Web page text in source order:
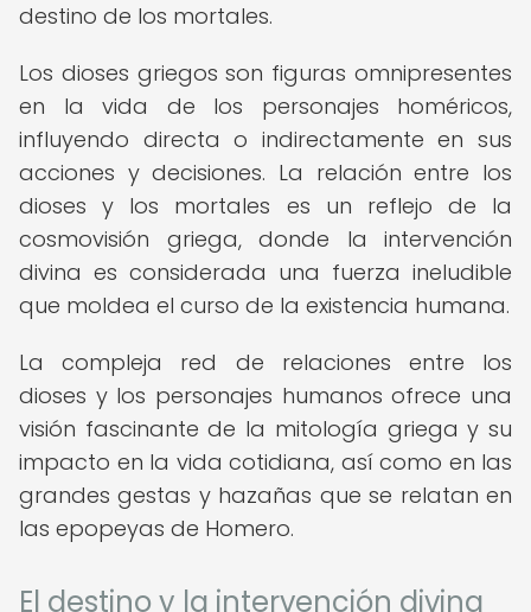
destino de los mortales.
Los dioses griegos son figuras omnipresentes
en la vida de los personajes homéricos,
influyendo directa o indirectamente en sus
acciones y decisiones. La relación entre los
dioses y los mortales es un reflejo de la
cosmovisión griega, donde la intervención
divina es considerada una fuerza ineludible
que moldea el curso de la existencia humana.
La compleja red de relaciones entre los
dioses y los personajes humanos ofrece una
visión fascinante de la mitología griega y su
impacto en la vida cotidiana, así como en las
grandes gestas y hazañas que se relatan en
las epopeyas de Homero.
El destino y la intervención divina